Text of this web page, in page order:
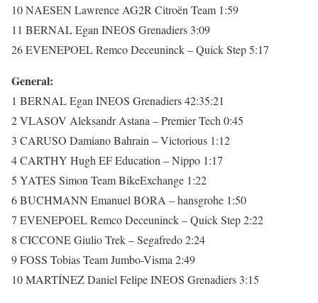
10 NAESEN Lawrence AG2R Citroën Team 1:59
11 BERNAL Egan INEOS Grenadiers 3:09
26 EVENEPOEL Remco Deceuninck – Quick Step 5:17
General:
1 BERNAL Egan INEOS Grenadiers 42:35:21
2 VLASOV Aleksandr Astana – Premier Tech 0:45
3 CARUSO Damiano Bahrain – Victorious 1:12
4 CARTHY Hugh EF Education – Nippo 1:17
5 YATES Simon Team BikeExchange 1:22
6 BUCHMANN Emanuel BORA – hansgrohe 1:50
7 EVENEPOEL Remco Deceuninck – Quick Step 2:22
8 CICCONE Giulio Trek – Segafredo 2:24
9 FOSS Tobias Team Jumbo-Visma 2:49
10 MARTÍNEZ Daniel Felipe INEOS Grenadiers 3:15